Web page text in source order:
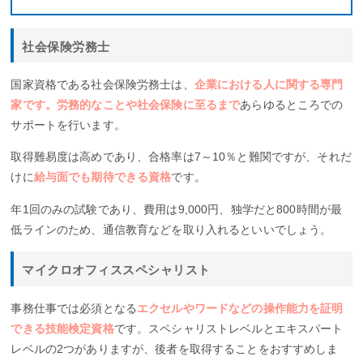
社会保険労務士
国家資格である社会保険労務士は、 企業における人に関する専門
家です。労務的なことや社会保険に至るまであらゆるところでの
サポートを行います。
取得難易度は高めであり、合格率は7～10％と難関ですが、それだ
けに給与面でも期待できる資格です。
年1回のみの試験であり、費用は9,000円、独学だと800時間が最
低ラインのため、通信教育などを取り入れるといいでしょう。
マイクロオフィススペシャリスト
事務仕事では必須となるエクセルやワードなどの操作能力を証明
できる技能検定資格です。スペシャリストレベルとエキスパート
レベルの2つがありますが、後者を取得することをおすすめしま